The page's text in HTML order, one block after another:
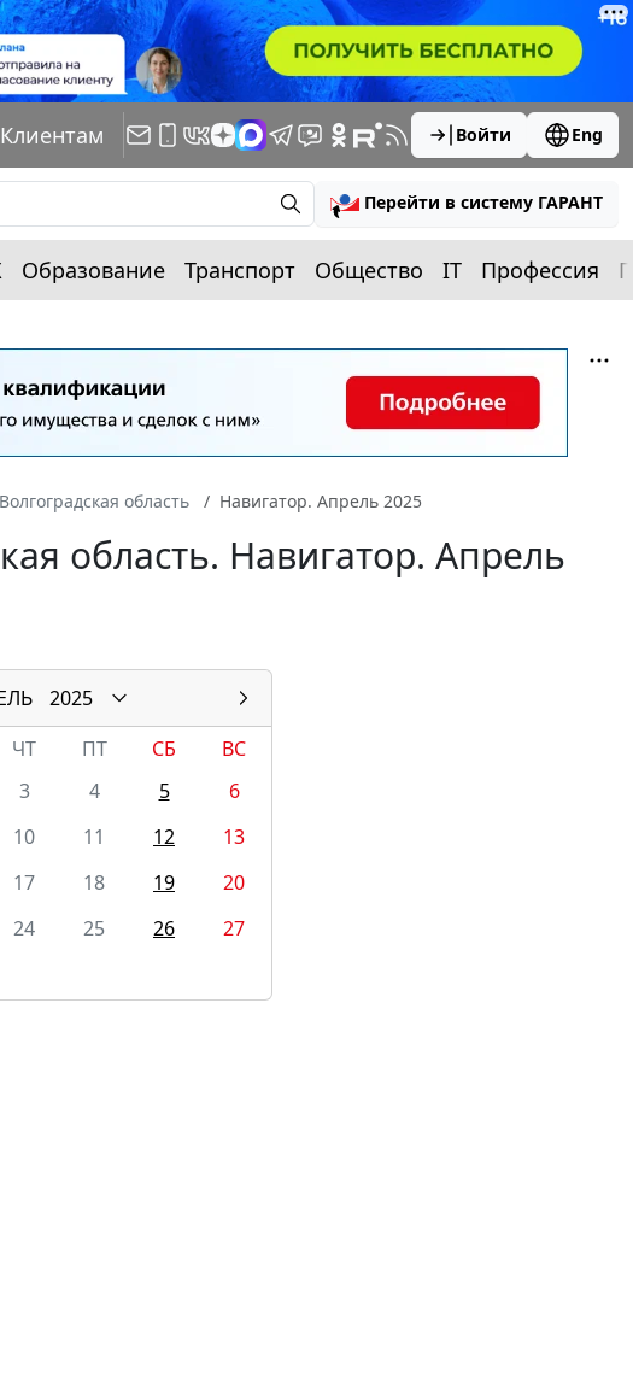
Клиентам Войти Eng
Перейти в систему ГАРАНТ
Образование Транспорт Общество IT Профессия
Волгоградская область Навигатор. Апрель 2025
область. Навигатор. Апрель
2025
ЧТ ПТ СБ
ВС
3 4 5
6
10 11 12
13
17 18 19
20
24 25 26
27